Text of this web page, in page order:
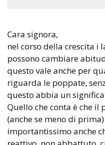
Cara signora,
nel corso della crescita i
possono cambiare
questo vale anche per
riguarda le poppate,
questo abbia un
Quello che conta è che
(anche se meno di
importantissimo anche